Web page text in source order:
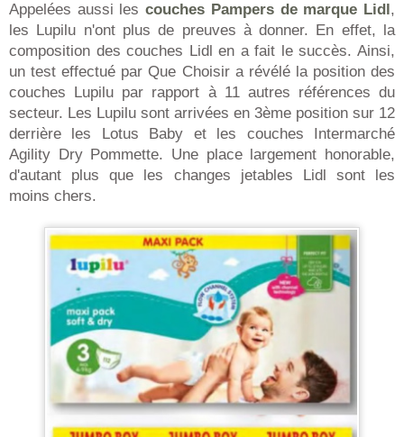
Appelées aussi lescouches Pampers de marque Lidl,
les Lupilu n'ont plus de preuves à donner. En effet, la
composition des couches Lidl en a fait le succès. Ainsi,
un test effectué par Que Choisir a révélé la position des
couches Lupilu par rapport à 11 autres références du
secteur. Les Lupilu sont arrivées en 3ème position sur 12
derrière les Lotus Baby et les couches Intermarché
Agility Dry Pommette. Une place largement honorable,
d'autant plus que les changes jetables Lidl sont les
moins chers.